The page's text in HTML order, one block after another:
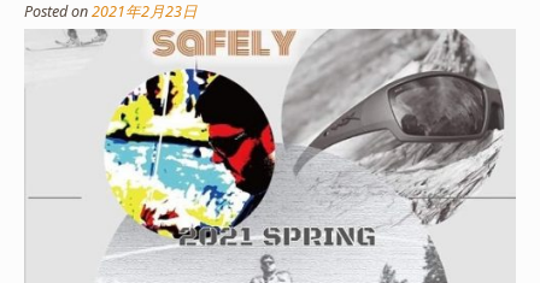
Posted on2021年2月23日